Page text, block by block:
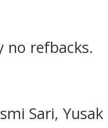
no refbacks.
Sari,